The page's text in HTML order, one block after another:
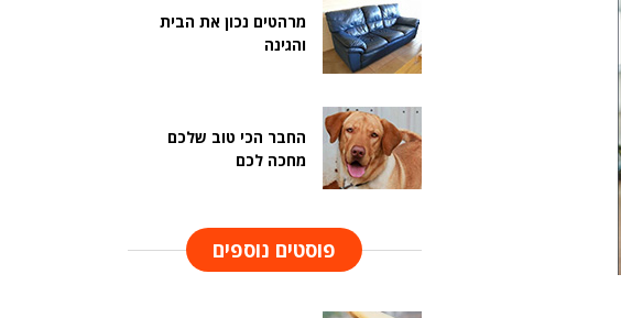
מרהטים נכון את הבית
והגינה
החבר הכי טוב שלכם
מחכה לכם
פוסטים נוספים